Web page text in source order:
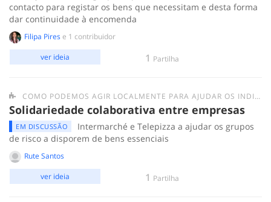
contacto para registar os bens que necessitam e desta forma
dar continuidade à encomenda
Filipa Pirese 1 contribuidor
1 Partilha
ver ideia
COMO PODEMOS AGIR LOCALMENTE PARA AJUDAR OS INDIVÍDUOS/GRUPOS MAIS FRÁGEIS E AS PESSOAS EM SITUAÇÃO DE SEM-ABRIGO?
Solidariedade colaborativa entre empresas
EM DISCUSSÃO
Intermarché e Telepizza a ajudar os grupos
de risco a disporem de bens essenciais
Rute Santos
1 Partilha
ver ideia